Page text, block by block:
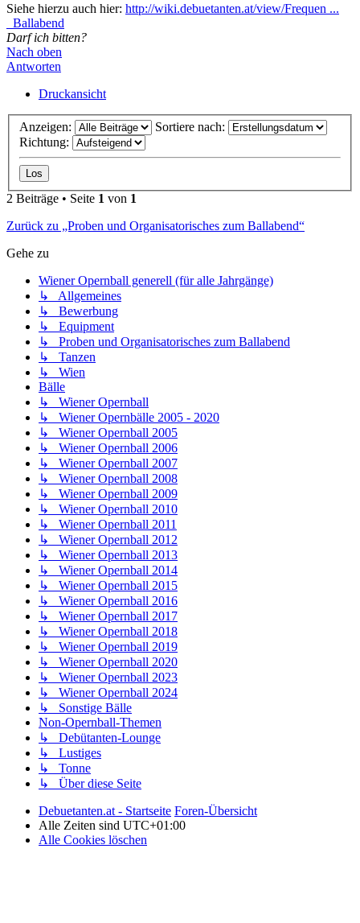
Siehe hierzu auch hier: http://wiki.debuetanten.at/view/Frequen ...
_Ballabend
Darf ich bitten?
Nach oben
Antworten
Druckansicht
Anzeigen:
Sortiere nach:
Richtung:
2 Beiträge • Seite 1 von 1
Zurück zu „Proben und Organisatorisches zum Ballabend“
Gehe zu
Wiener Opernball generell (für alle Jahrgänge)
↳ Allgemeines
↳ Bewerbung
↳ Equipment
↳ Proben und Organisatorisches zum Ballabend
↳ Tanzen
↳ Wien
Bälle
↳ Wiener Opernball
↳ Wiener Opernbälle 2005 - 2020
↳ Wiener Opernball 2005
↳ Wiener Opernball 2006
↳ Wiener Opernball 2007
↳ Wiener Opernball 2008
↳ Wiener Opernball 2009
↳ Wiener Opernball 2010
↳ Wiener Opernball 2011
↳ Wiener Opernball 2012
↳ Wiener Opernball 2013
↳ Wiener Opernball 2014
↳ Wiener Opernball 2015
↳ Wiener Opernball 2016
↳ Wiener Opernball 2017
↳ Wiener Opernball 2018
↳ Wiener Opernball 2019
↳ Wiener Opernball 2020
↳ Wiener Opernball 2023
↳ Wiener Opernball 2024
↳ Sonstige Bälle
Non-Opernball-Themen
↳ Debütanten-Lounge
↳ Lustiges
↳ Tonne
↳ Über diese Seite
Debuetanten.at - Startseite Foren-Übersicht
Alle Zeiten sind UTC+01:00
Alle Cookies löschen